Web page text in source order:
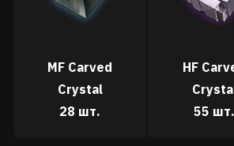
MF Carved
Crystal
28 шт.
HF
55 шт.